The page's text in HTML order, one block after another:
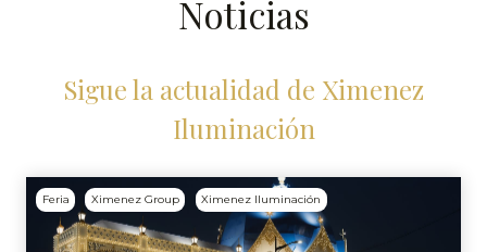
Noticias
Sigue la actualidad de Ximenez
Iluminación
Feria Ximenez Group Ximenez Iluminación